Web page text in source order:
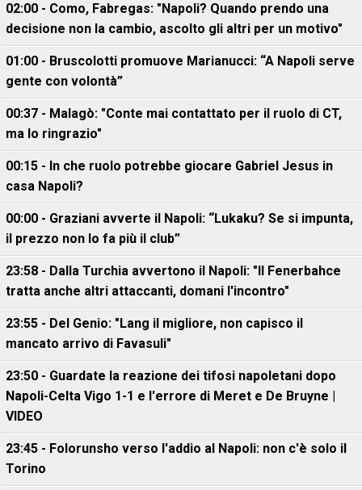
02:00 - Como, Fabregas: "Napoli? Quando prendo una
decisione non la cambio, ascolto gli altri per un motivo"
01:00 - Bruscolotti promuove Marianucci: “A Napoli serve
gente con volontà”
00:37 - Malagò: "Conte mai contattato per il ruolo di CT,
ma lo ringrazio"
00:15 - In che ruolo potrebbe giocare Gabriel Jesus in
casa Napoli?
00:00 - Graziani avverte il Napoli: “Lukaku? Se si impunta,
il prezzo non lo fa più il club”
23:58 - Dalla Turchia avvertono il Napoli: "Il Fenerbahce
tratta anche altri attaccanti, domani l'incontro"
23:55 - Del Genio: "Lang il migliore, non capisco il
mancato arrivo di Favasuli"
23:50 - Guardate la reazione dei tifosi napoletani dopo
Napoli-Celta Vigo 1-1 e l'errore di Meret e De Bruyne |
VIDEO
23:45 - Folorunsho verso l'addio al Napoli: non c'è solo il
Torino